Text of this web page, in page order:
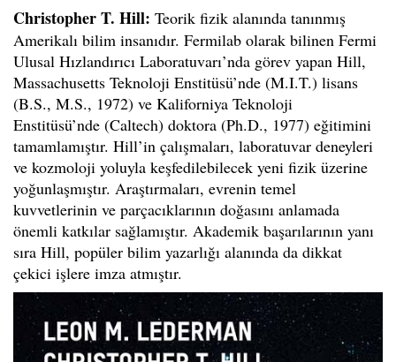
Christopher T. Hill: Teorik fizik alanında tanınmış
Amerikalı bilim insanıdır. Fermilab olarak bilinen Fermi
Ulusal Hızlandırıcı Laboratuvarı’nda görev yapan Hill,
Massachusetts Teknoloji Enstitüsü’nde (M.I.T.) lisans
(B.S., M.S., 1972) ve Kaliforniya Teknoloji
Enstitüsü’nde (Caltech) doktora (Ph.D., 1977) eğitimini
tamamlamıştır. Hill’in çalışmaları, laboratuvar deneyleri
ve kozmoloji yoluyla keşfedilebilecek yeni fizik üzerine
yoğunlaşmıştır. Araştırmaları, evrenin temel
kuvvetlerinin ve parçacıklarının doğasını anlamada
önemli katkılar sağlamıştır. Akademik başarılarının yanı
sıra Hill, popüler bilim yazarlığı alanında da dikkat
çekici işlere imza atmıştır.